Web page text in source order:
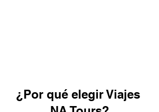
¿Por qué elegir Viajes